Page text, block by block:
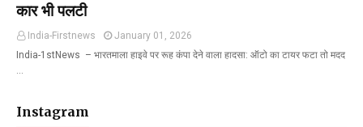
कार भी पलटी
India-Firstnews
January 01, 2026
India-1stNews ​ – भारतमाला हाइवे पर रूह कंपा देने वाला हादसा: ऑटो का टायर फटा तो मदद
…
Instagram